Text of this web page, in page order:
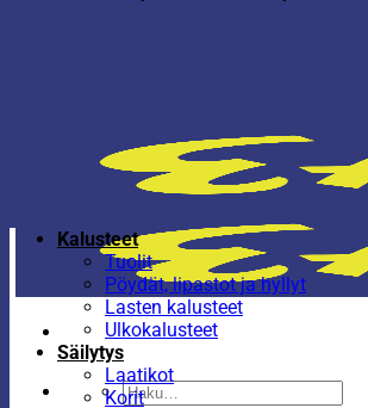
Etsi:
Kalusteet
Tuolit
Pöydät, lipastot ja hyllyt
Lasten kalusteet
Ulkokalusteet
Säilytys
Laatikot
Korit